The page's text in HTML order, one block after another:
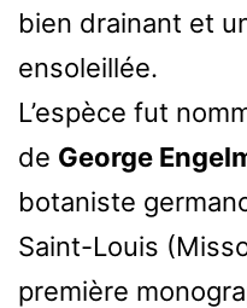
bien drainant et
ensoleillée.
L’espèce fut
de George
botaniste
Saint-Louis
première